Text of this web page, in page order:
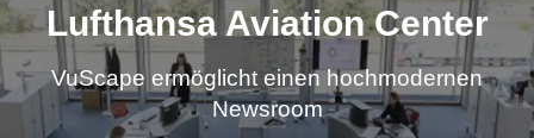
Lufthansa Aviation Center
VuScape ermöglicht einen hochmodernen
Newsroom